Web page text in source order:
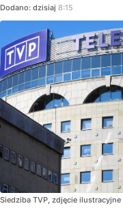
Dodano: dzisiaj 8:15
Siedziba TVP, zdjęcie ilustracyjne